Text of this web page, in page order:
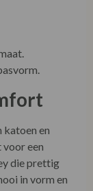
katoen en
een
die prettig
in vorm en